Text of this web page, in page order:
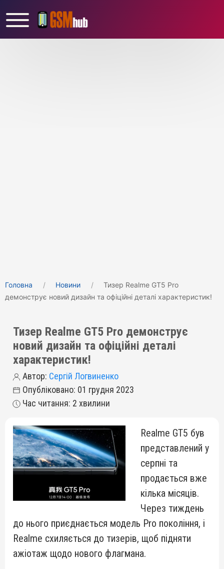
Головна Новини
Тизер Realme GT5 Pro
демонструє новий дизайн та офіційні деталі характеристик!
Тизер Realme GT5 Pro демонструє
новий дизайн та офіційні деталі
характеристик!
Автор: Сергій Логвиненко
Опубліковано: 01 грудня 2023
Час читання: 2 хвилини
Realme GT5 був
представлений у
серпні та
продається вже
кілька місяців.
Через тиждень
до нього приєднається модель Pro покоління, і
Realme схиляється до тизерів, щоб підняти
ажіотаж щодо нового флагмана.